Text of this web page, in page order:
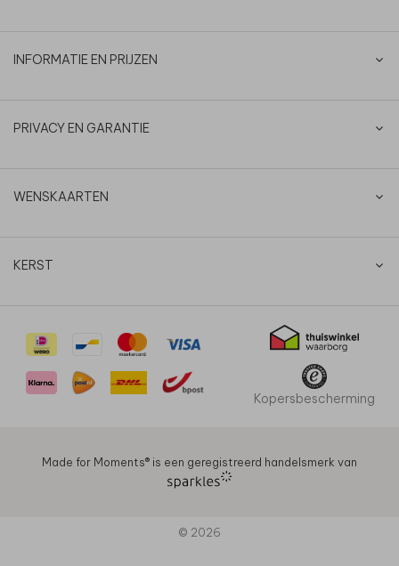
INFORMATIE EN PRIJZEN
PRIVACY EN GARANTIE
WENSKAARTEN
KERST
Kopersbescherming
Made for Moments®️ is een geregistreerd handelsmerk van
© 2026